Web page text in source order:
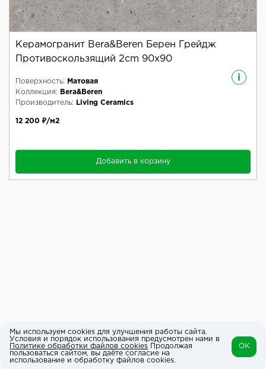
Керамогранит Bera&Beren Берен Грейдж
Противоскользящий 2cm 90x90
i
Поверхность:
Матовая
Коллекция:
Bera&Beren
Производитель:
Living Ceramics
12 200 ₽/м2
Добавить в корзину
Мы используем cookies для улучшения работы сайта.
Условия и порядок использования предусмотрен нами в
Политике обработки файлов cookies Продолжая
пользоваться сайтом, вы даёте согласие на
использование и обработку файлов cookies.
OK